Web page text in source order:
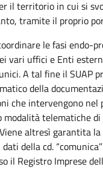
il territorio in cui si
tramite il proprio
le fasi endo-
vari uffici e Enti
A tal fine il SUAP
della
che intervengono nel
modalità telematiche
altresì garantita la
della cd.
il Registro Imprese